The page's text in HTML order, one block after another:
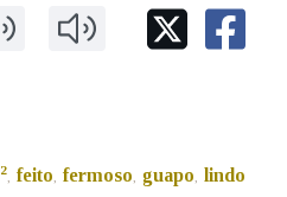
IDENTIDADE CORPORATIVA
MARCIAL DEL ADALID
FIGURAS HOMENAXEADAS
PORTAL DAS PALABRAS
2, feito, fermoso, guapo, lindo